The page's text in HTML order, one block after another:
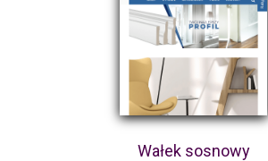
Wałek sosnowy